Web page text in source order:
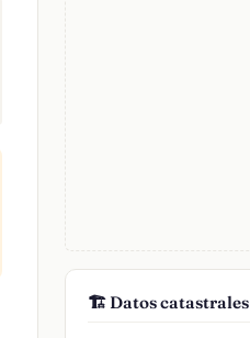
🏗️ Datos catastrales